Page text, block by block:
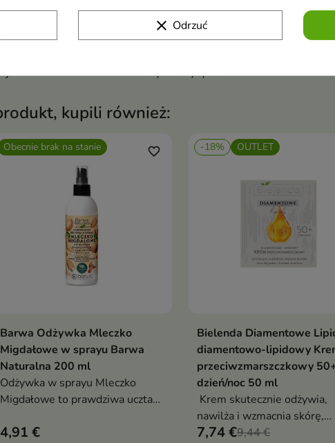
i szybka wysyłka
kupili również:
Obecnie brak na stanie
Pokaż szczegóły
favorite_border
Barwa Odżywka Mleczko
Migdałowe w sprayu Barwa
Naturalna 200 ml
Odżywka w sprayu Mleczko
Migdałowe to prawdziwa uczta
łamliwych
4,91 €
-18% OUTLET
Dodaj do
Bielenda Diamentowe
diamentowo-lipidowy
przeciwzmarszczkowy
dzień/noc 50 ml
Krem skutecznie odżywia,
nawilża i wzmacnia skórę,
przywracając jej komfort oraz
7,74 €9,44 €
clear Odrzuć